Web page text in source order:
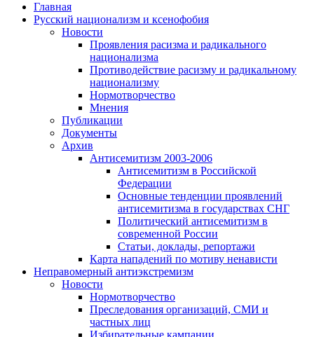
Главная
Русский национализм и ксенофобия
Новости
Проявления расизма и радикального
национализма
Противодействие расизму и радикальному
национализму
Нормотворчество
Мнения
Публикации
Документы
Архив
Антисемитизм 2003-2006
Антисемитизм в Российской
Федерации
Основные тенденции проявлений
антисемитизма в государствах СНГ
Политический антисемитизм в
современной России
Статьи, доклады, репортажи
Карта нападений по мотиву ненависти
Неправомерный антиэкстремизм
Новости
Нормотворчество
Преследования организаций, СМИ и
частных лиц